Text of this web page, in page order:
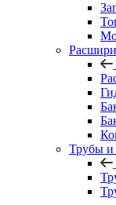
Трубы